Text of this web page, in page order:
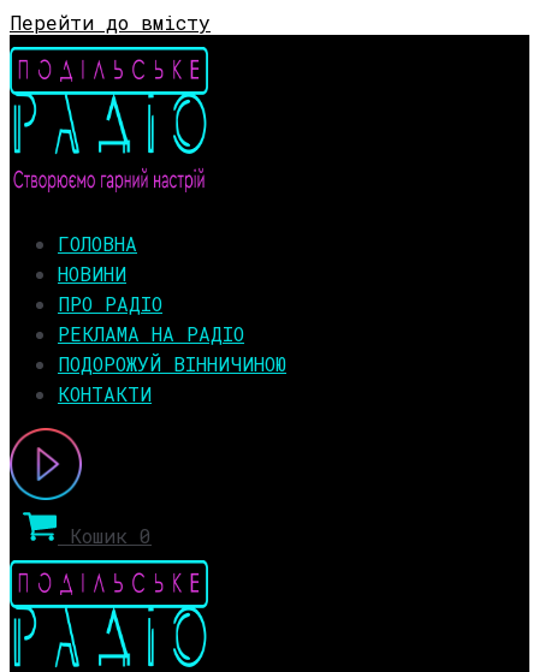
Перейти до вмісту
ГОЛОВНА
НОВИНИ
ПРО РАДІО
РЕКЛАМА НА РАДІО
ПОДОРОЖУЙ ВІННИЧИНОЮ
КОНТАКТИ
Кошик 0